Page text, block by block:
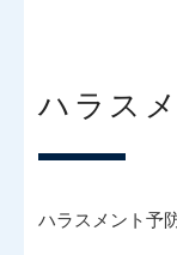
ハラス
ハラスメント予